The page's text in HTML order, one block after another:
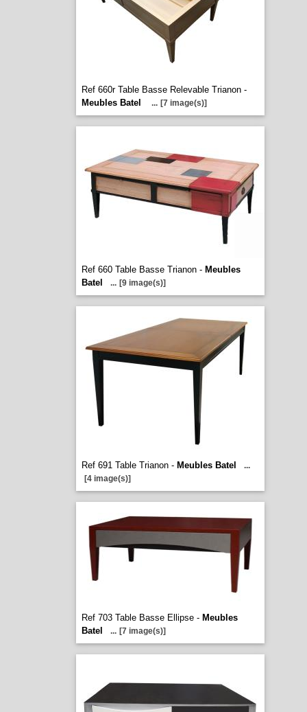
Ref 660r Table Basse Relevable Trianon -
Meubles Batel
... [7 image(s)]
Ref 660 Table Basse Trianon - Meubles
Batel
... [9 image(s)]
Ref 691 Table Trianon - Meubles Batel
...
[4 image(s)]
Ref 703 Table Basse Ellipse - Meubles
Batel
... [7 image(s)]